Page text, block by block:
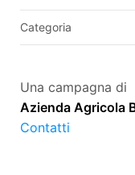
Categoria
Una campagna di
Azienda Agricola
Contatti